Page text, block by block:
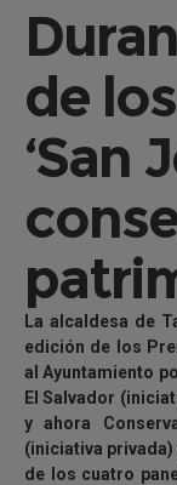
de
‘San
La alcaldesa de
edición de los
al Ayuntamiento
El Salvador
y ahora
(iniciativa
de los cuatro